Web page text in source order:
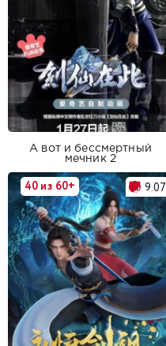
А вот и бессмертный
мечник 2
40 из 60+ 9.07